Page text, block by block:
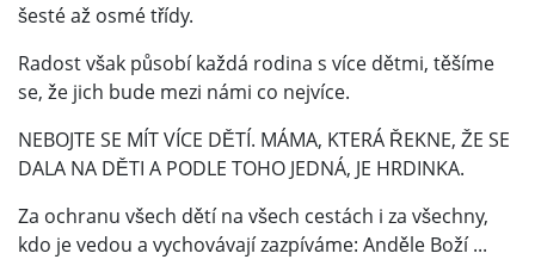
šesté až osmé třídy.
Radost však působí každá rodina s více dětmi, těšíme
se, že jich bude mezi námi co nejvíce.
NEBOJTE SE MÍT VÍCE DĚTÍ. MÁMA, KTERÁ ŘEKNE, ŽE SE
DALA NA DĚTI A PODLE TOHO JEDNÁ, JE HRDINKA.
Za ochranu všech dětí na všech cestách i za všechny,
kdo je vedou a vychovávají zazpíváme: Anděle Boží ...